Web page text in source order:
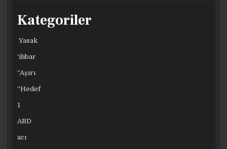
Kategoriler
Yasak
‘ihbar
“Aşırı
“Hedef
1
ABD
acı